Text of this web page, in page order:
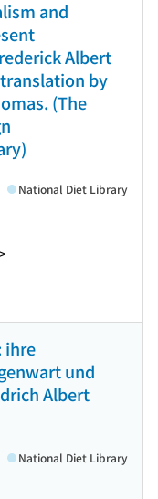
and
Albert
by
(The
National Diet Library
ihre
und
Albert
National Diet Library